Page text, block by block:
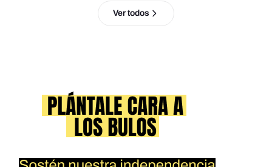
Ver todos